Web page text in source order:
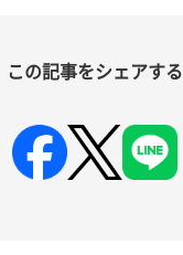
この記事をシェアする